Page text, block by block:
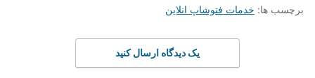
برچسب ها: خدمات فتوشاپ انلاین
یک دیدگاه ارسال کنید